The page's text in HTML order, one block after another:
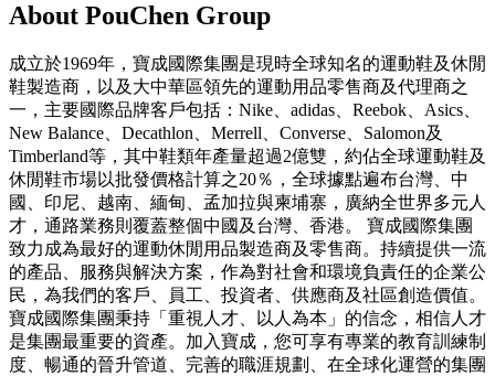
About PouChen Group
成立於1969年，寶成國際集團是現時全球知名的運動鞋及休閒
鞋製造商，以及大中華區領先的運動用品零售商及代理商之
一，主要國際品牌客戶包括：Nike、adidas、Reebok、Asics、
New Balance、Decathlon、Merrell、Converse、Salomon及
Timberland等，其中鞋類年產量超過2億雙，約佔全球運動鞋及
休閒鞋市場以批發價格計算之20％，全球據點遍布台灣、中
國、印尼、越南、緬甸、孟加拉與柬埔寨，廣納全世界多元人
才，通路業務則覆蓋整個中國及台灣、香港。 寶成國際集團
致力成為最好的運動休閒用品製造商及零售商。持續提供一流
的產品、服務與解決方案，作為對社會和環境負責任的企業公
民，為我們的客戶、員工、投資者、供應商及社區創造價值。
寶成國際集團秉持「重視人才、以人為本」的信念，相信人才
是集團最重要的資產。加入寶成，您可享有專業的教育訓練制
度、暢通的晉升管道、完善的職涯規劃、在全球化運營的集團